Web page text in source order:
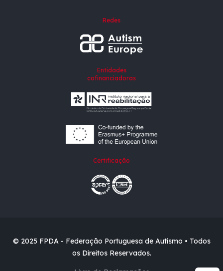
Redes
Entidades
cofinanciadoras
Certificação
© 2025 FPDA - Federação Portuguesa de Autismo • Todos
os Direitos Reservados.